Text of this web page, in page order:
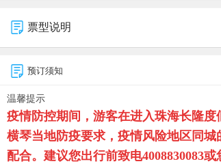
票型说明
预订须知
温馨提示
疫情防控期间，游客在进入珠海长隆度
横琴当地防疫要求，疫情风险地区同
配合。建议您出行前致电4008830083